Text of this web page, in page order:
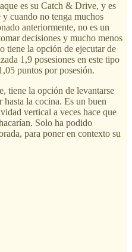
es su Catch & Drive, y es
y cuando no tenga muchos
anteriormente, no es un
decisiones y mucho menos
tiene la opción de ejecutar de
1,9 posesiones en este tipo
puntos por posesión.
tiene la opción de levantarse
hasta la cocina. Es un buen
vertical a veces hace que
Solo ha podido
para poner en contexto su